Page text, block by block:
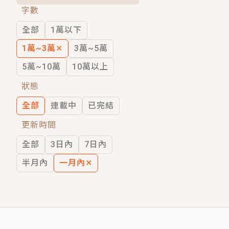
穿越｜《穿越遠古後成了野人娘子》你
字數
全部
1萬以下
1萬~3萬 ✕
3萬~5萬
5萬~10萬
10萬以上
狀態
全部
連載中
已完結
更新時間
全部
3日內
7日內
半月內
一月內 ✕